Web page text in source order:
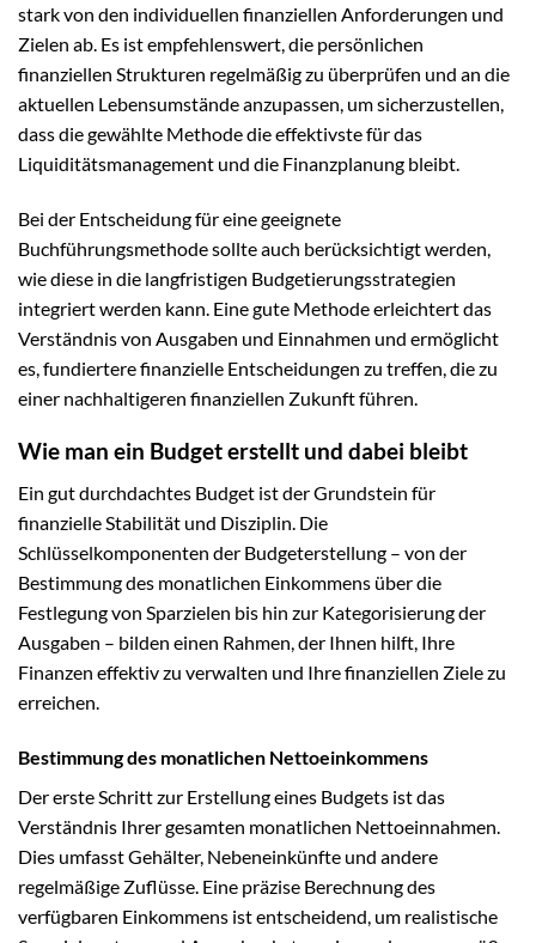
stark von den individuellen finanziellen Anforderungen und
Zielen ab. Es ist empfehlenswert, die persönlichen
finanziellen Strukturen regelmäßig zu überprüfen und an die
aktuellen Lebensumstände anzupassen, um sicherzustellen,
dass die gewählte Methode die effektivste für das
Liquiditätsmanagement und die Finanzplanung bleibt.
Bei der Entscheidung für eine geeignete
Buchführungsmethode sollte auch berücksichtigt werden,
wie diese in die langfristigen Budgetierungsstrategien
integriert werden kann. Eine gute Methode erleichtert das
Verständnis von Ausgaben und Einnahmen und ermöglicht
es, fundiertere finanzielle Entscheidungen zu treffen, die zu
einer nachhaltigeren finanziellen Zukunft führen.
Wie man ein Budget erstellt und dabei bleibt
Ein gut durchdachtes Budget ist der Grundstein für
finanzielle Stabilität und Disziplin. Die
Schlüsselkomponenten der Budgeterstellung – von der
Bestimmung des monatlichen Einkommens über die
Festlegung von Sparzielen bis hin zur Kategorisierung der
Ausgaben – bilden einen Rahmen, der Ihnen hilft, Ihre
Finanzen effektiv zu verwalten und Ihre finanziellen Ziele zu
erreichen.
Bestimmung des monatlichen Nettoeinkommens
Der erste Schritt zur Erstellung eines Budgets ist das
Verständnis Ihrer gesamten monatlichen Nettoeinnahmen.
Dies umfasst Gehälter, Nebeneinkünfte und andere
regelmäßige Zuflüsse. Eine präzise Berechnung des
verfügbaren Einkommens ist entscheidend, um realistische